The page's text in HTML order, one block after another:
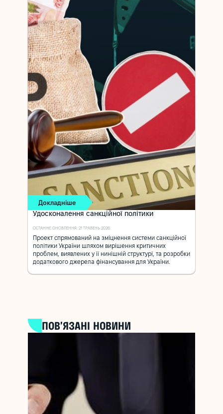
Докладніше
Удосконалення санкційної політики
ОСТАННЄ ОНОВЛЕННЯ: 21 ТРАВЕНЬ 2026
Проект спрямований на зміцнення системи санкційної
політики України шляхом вирішення критичних
проблем, виявлених у її нинішній структурі, та розробки
додаткового джерела фінансування для України.
ПОВ’ЯЗАНІ НОВИНИ